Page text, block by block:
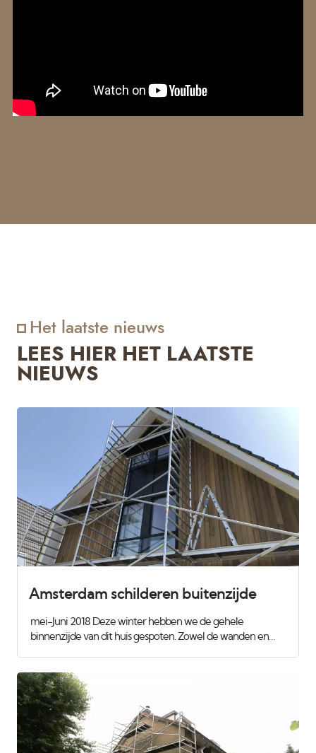
Het laatste nieuws
LEES HIER HET LAATSTE
NIEUWS
Amsterdam schilderen buitenzijde
mei-Juni 2018 Deze winter hebben we de gehele
binnenzijde van dit huis gespoten. Zowel de wanden en
maar de lijsten moesten nog wel rondom geschilrd
worden.